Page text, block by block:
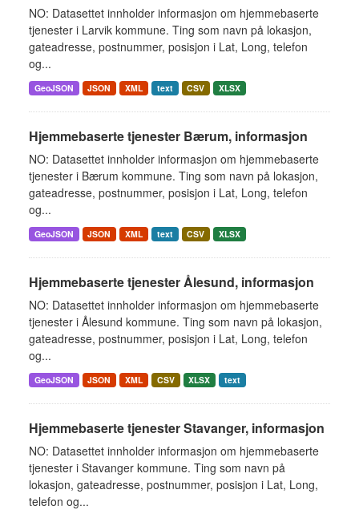
NO: Datasettet innholder informasjon om hjemmebaserte
tjenester i Larvik kommune. Ting som navn på lokasjon,
gateadresse, postnummer, posisjon i Lat, Long, telefon
og...
GeoJSON JSON XML text CSV XLSX
Hjemmebaserte tjenester Bærum, informasjon
NO: Datasettet innholder informasjon om hjemmebaserte
tjenester i Bærum kommune. Ting som navn på lokasjon,
gateadresse, postnummer, posisjon i Lat, Long, telefon
og...
GeoJSON JSON XML text CSV XLSX
Hjemmebaserte tjenester Ålesund, informasjon
NO: Datasettet innholder informasjon om hjemmebaserte
tjenester i Ålesund kommune. Ting som navn på lokasjon,
gateadresse, postnummer, posisjon i Lat, Long, telefon
og...
GeoJSON JSON XML CSV XLSX text
Hjemmebaserte tjenester Stavanger, informasjon
NO: Datasettet innholder informasjon om hjemmebaserte
tjenester i Stavanger kommune. Ting som navn på
lokasjon, gateadresse, postnummer, posisjon i Lat, Long,
telefon og...